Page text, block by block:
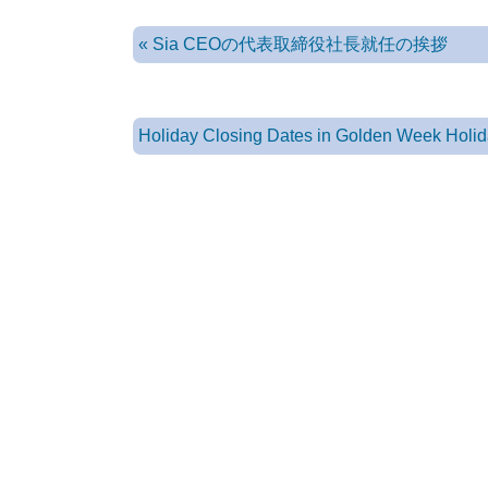
« Sia CEOの代表取締役社長就任の挨拶
Holiday Closing Dates in Golden Week